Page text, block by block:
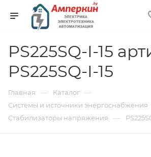
PS225SQ-I-15
PS225SQ-I-15
Главная — Каталог —
Системы и источники энергоснабжения
Стабилизаторы напряжения —